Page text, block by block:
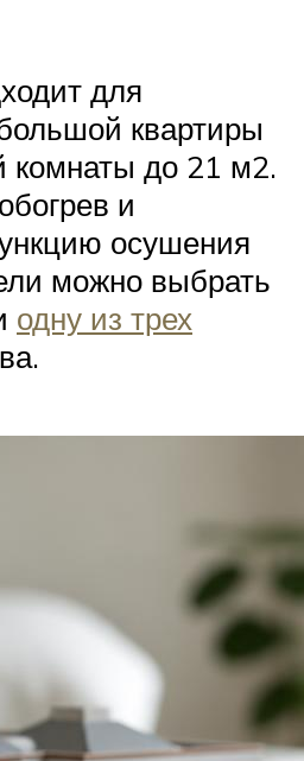
для
квартиры
комнаты до 21 м2.
и
осушения
можно выбрать
одну из трех